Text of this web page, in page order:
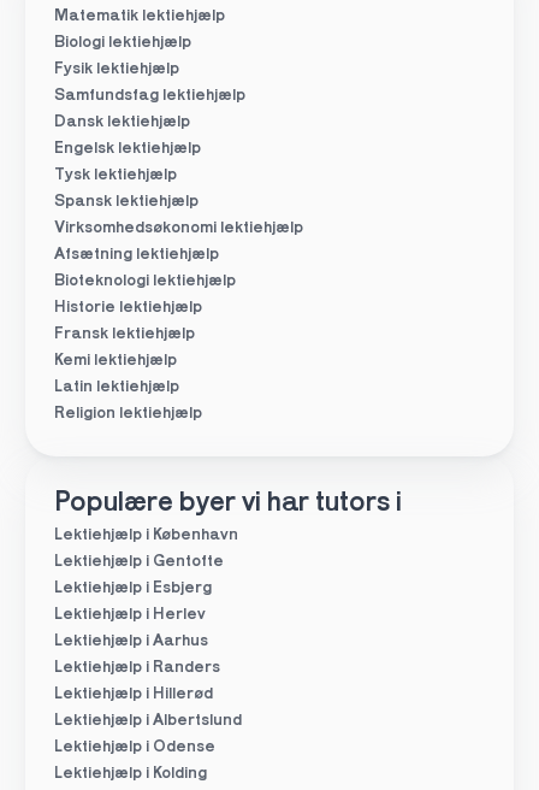
Matematik lektiehjælp
Biologi lektiehjælp
Fysik lektiehjælp
Samfundsfag lektiehjælp
Dansk lektiehjælp
Engelsk lektiehjælp
Tysk lektiehjælp
Spansk lektiehjælp
Virksomhedsøkonomi lektiehjælp
Afsætning lektiehjælp
Bioteknologi lektiehjælp
Historie lektiehjælp
Fransk lektiehjælp
Kemi lektiehjælp
Latin lektiehjælp
Religion lektiehjælp
Populære byer vi har tutors i
Lektiehjælp i København
Lektiehjælp i Gentofte
Lektiehjælp i Esbjerg
Lektiehjælp i Herlev
Lektiehjælp i Aarhus
Lektiehjælp i Randers
Lektiehjælp i Hillerød
Lektiehjælp i Albertslund
Lektiehjælp i Odense
Lektiehjælp i Kolding